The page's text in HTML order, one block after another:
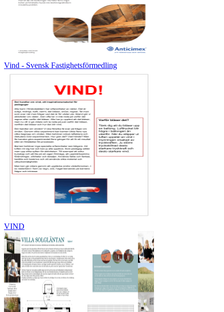
Vind - Svensk Fastighetsförmedling
VIND